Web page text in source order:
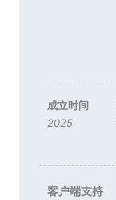
成立时间
2025
客户端支持